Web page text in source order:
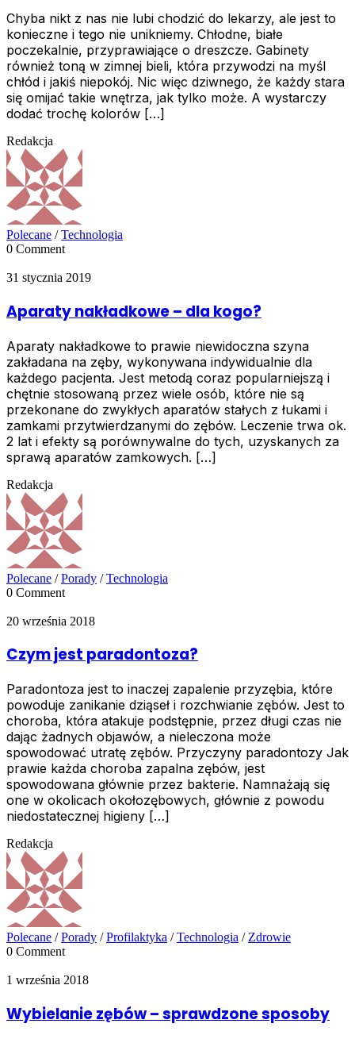
Chyba nikt z nas nie lubi chodzić do lekarzy, ale jest to
konieczne i tego nie unikniemy. Chłodne, białe
poczekalnie, przyprawiające o dreszcze. Gabinety
również toną w zimnej bieli, która przywodzi na myśl
chłód i jakiś niepokój. Nic więc dziwnego, że każdy stara
się omijać takie wnętrza, jak tylko może. A wystarczy
dodać trochę kolorów […]
Redakcja
Polecane /Technologia
0 Comment
31 stycznia 2019
Aparaty nakładkowe – dla kogo?
Aparaty nakładkowe to prawie niewidoczna szyna
zakładana na zęby, wykonywana indywidualnie dla
każdego pacjenta. Jest metodą coraz popularniejszą i
chętnie stosowaną przez wiele osób, które nie są
przekonane do zwykłych aparatów stałych z łukami i
zamkami przytwierdzanymi do zębów. Leczenie trwa ok.
2 lat i efekty są porównywalne do tych, uzyskanych za
sprawą aparatów zamkowych. […]
Redakcja
Polecane /Porady /Technologia
0 Comment
20 września 2018
Czym jest paradontoza?
Paradontoza jest to inaczej zapalenie przyzębia, które
powoduje zanikanie dziąseł i rozchwianie zębów. Jest to
choroba, która atakuje podstępnie, przez długi czas nie
dając żadnych objawów, a nieleczona może
spowodować utratę zębów. Przyczyny paradontozy Jak
prawie każda choroba zapalna zębów, jest
spowodowana głównie przez bakterie. Namnażają się
one w okolicach okołozębowych, głównie z powodu
niedostatecznej higieny […]
Redakcja
Polecane /Porady /Profilaktyka /Technologia / Zdrowie
0 Comment
1 września 2018
Wybielanie zębów – sprawdzone sposoby